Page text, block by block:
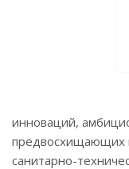
инноваций,
предвосхищающих
санитарно-